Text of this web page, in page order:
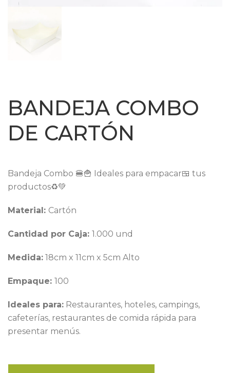
BANDEJA COMBO
DE CARTÓN
Bandeja Combo 🍔🍟 Ideales para empacar🍱 tus
productos♻️💚
Material: Cartón
Cantidad por Caja: 1.000 und
Medida: 18cm x 11cm x 5cm Alto
Empaque: 100
Ideales para: Restaurantes, hoteles, campings,
cafeterías, restaurantes de comida rápida para
presentar menús.